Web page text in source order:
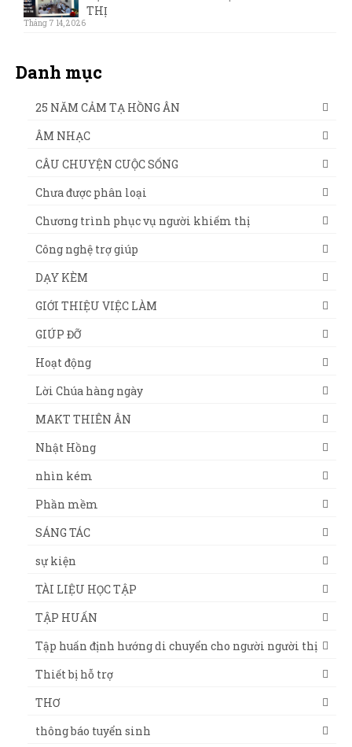
THỊ
Tháng 7 14, 2026
Danh mục
25 NĂM CẢM TẠ HỒNG ÂN
ÂM NHẠC
CÂU CHUYỆN CUỘC SỐNG
Chưa được phân loại
Chương trình phục vụ người khiếm thị
Công nghệ trợ giúp
DẠY KÈM
GIỚI THIỆU VIỆC LÀM
GIÚP ĐỠ
Hoạt động
Lời Chúa hàng ngày
MAKT THIÊN ÂN
Nhật Hồng
nhìn kém
Phần mềm
SÁNG TÁC
sự kiện
TÀI LIỆU HỌC TẬP
TẬP HUẤN
Tập huấn định hướng di chuyển cho người người thị
Thiết bị hỗ trợ
THƠ
thông báo tuyển sinh